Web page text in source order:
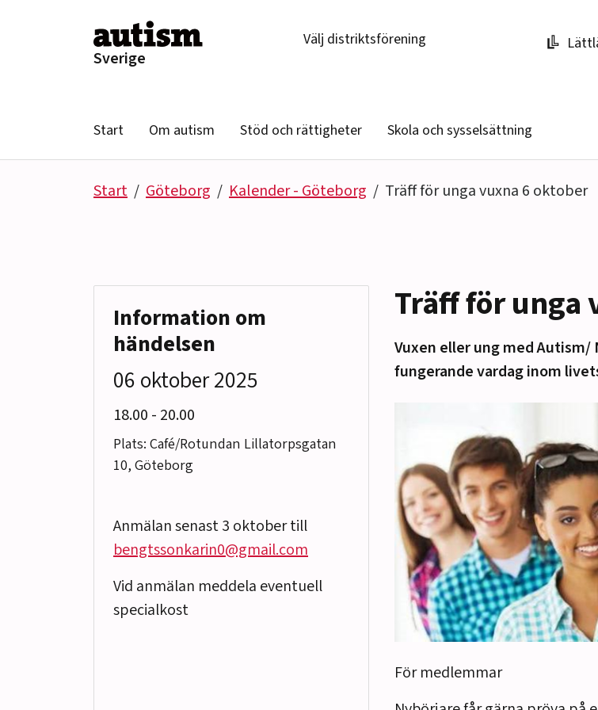
Sverige
Välj distriktsförening
Start Om autism Stöd och rättigheter Skola och sysselsättning
Start Göteborg Kalender - Göteborg Träff för unga vuxna 6 oktober
Träff för unga
Vuxen eller ung med Autism/
fungerande vardag inom
För medlemmar
Information om
händelsen
06 oktober 2025
18.00 till
- 20.00
Plats: Café/Rotundan Lillatorpsgatan
10, Göteborg
Anmälan senast 3 oktober till
bengtssonkarin0@gmail.com
Vid anmälan meddela eventuell
specialkost